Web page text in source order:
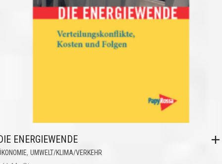
ENERGIEWENDE
, UMWELT/KLIMA/VERKEHR